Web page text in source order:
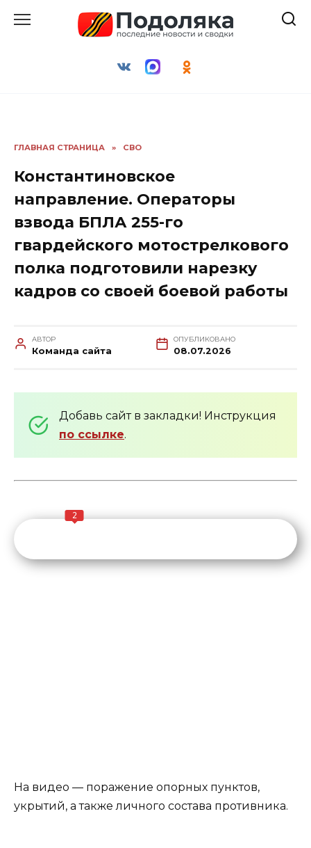
ГЛАВНАЯ СТРАНИЦА » СВО
Константиновское
направление. Операторы
взвода БПЛА 255-го
гвардейского мотострелкового
полка подготовили нарезку
кадров со своей боевой работы
АВТОР
Команда сайта
ОПУБЛИКОВАНО
08.07.2026
Добавь сайт в закладки! Инструкция
по ссылке.
2
На видео — поражение опорных пунктов,
укрытий, а также личного состава противника.